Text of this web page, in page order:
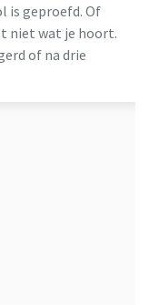
is geproefd. Of
niet wat je hoort.
of na drie